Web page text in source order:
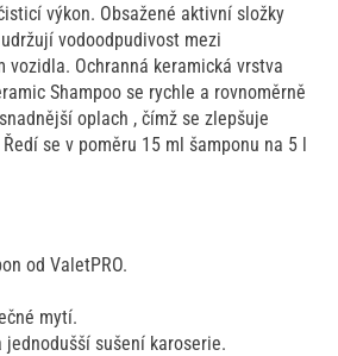
výkon. Obsažené aktivní složky
vodoodpudivost mezi
vozidla. Ochranná keramická vrstva
Shampoo se rychle a rovnoměrně
oplach , čímž se zlepšuje
se v poměru 15 ml šamponu na 5 l
od ValetPRO.
mytí.
jednodušší sušení karoserie.